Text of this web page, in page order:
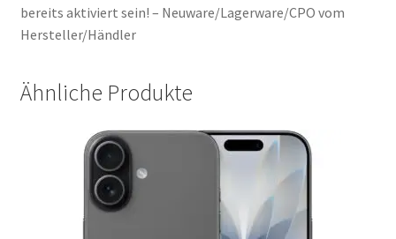
bereits aktiviert sein! – Neuware/Lagerware/CPO vom
Hersteller/Händler
Ähnliche Produkte